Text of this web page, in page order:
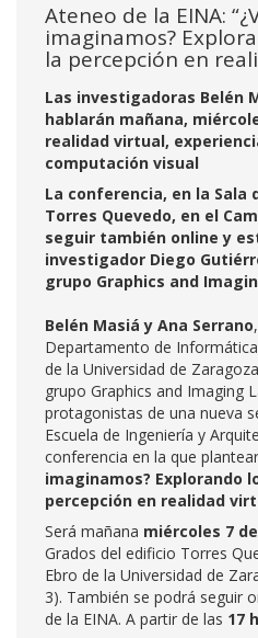
Ateneo de la EINA:
imaginamos?
la percepción en
Las investigadoras Belén
hablarán mañana,
realidad virtual,
computación visual
La conferencia, en la Sala
Torres Quevedo, en el
seguir también online y
investigador Diego
grupo Graphics and
Belén Masiá y Ana Serrano
Departamento de
de la Universidad de
grupo Graphics and Imaging
protagonistas de una nueva
Escuela de Ingeniería y
conferencia en la que
imaginamos? Explorando
percepción en realidad
Será mañana miércoles 7
Grados del edificio Torres
Ebro de la Universidad de
3). También se podrá seguir
de la EINA. A partir de las 17